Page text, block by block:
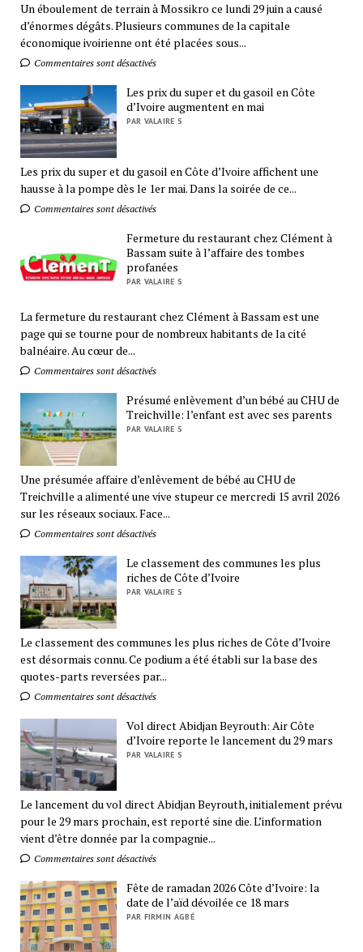
Un éboulement de terrain à Mossikro ce lundi 29 juin a causé
d’énormes dégâts. Plusieurs communes de la capitale
économique ivoirienne ont été placées sous...
Commentaires sont désactivés
Les prix du super et du gasoil en Côte
d’Ivoire augmentent en mai
PAR VALAIRE S
Les prix du super et du gasoil en Côte d’Ivoire affichent une
hausse à la pompe dès le 1er mai. Dans la soirée de ce...
Commentaires sont désactivés
Fermeture du restaurant chez Clément à
Bassam suite à l’affaire des tombes
profanées
PAR VALAIRE S
La fermeture du restaurant chez Clément à Bassam est une
page qui se tourne pour de nombreux habitants de la cité
balnéaire. Au cœur de...
Commentaires sont désactivés
Présumé enlèvement d’un bébé au CHU de
Treichville: l’enfant est avec ses parents
PAR VALAIRE S
Une présumée affaire d’enlèvement de bébé au CHU de
Treichville a alimenté une vive stupeur ce mercredi 15 avril 2026
sur les réseaux sociaux. Face...
Commentaires sont désactivés
Le classement des communes les plus
riches de Côte d’Ivoire
PAR VALAIRE S
Le classement des communes les plus riches de Côte d’Ivoire
est désormais connu. Ce podium a été établi sur la base des
quotes-parts reversées par...
Commentaires sont désactivés
Vol direct Abidjan Beyrouth: Air Côte
d’Ivoire reporte le lancement du 29 mars
PAR VALAIRE S
Le lancement du vol direct Abidjan Beyrouth, initialement prévu
pour le 29 mars prochain, est reporté sine die. L’information
vient d’être donnée par la compagnie...
Commentaires sont désactivés
Fête de ramadan 2026 Côte d’Ivoire: la
date de l’aïd dévoilée ce 18 mars
PAR FIRMIN AGBÉ